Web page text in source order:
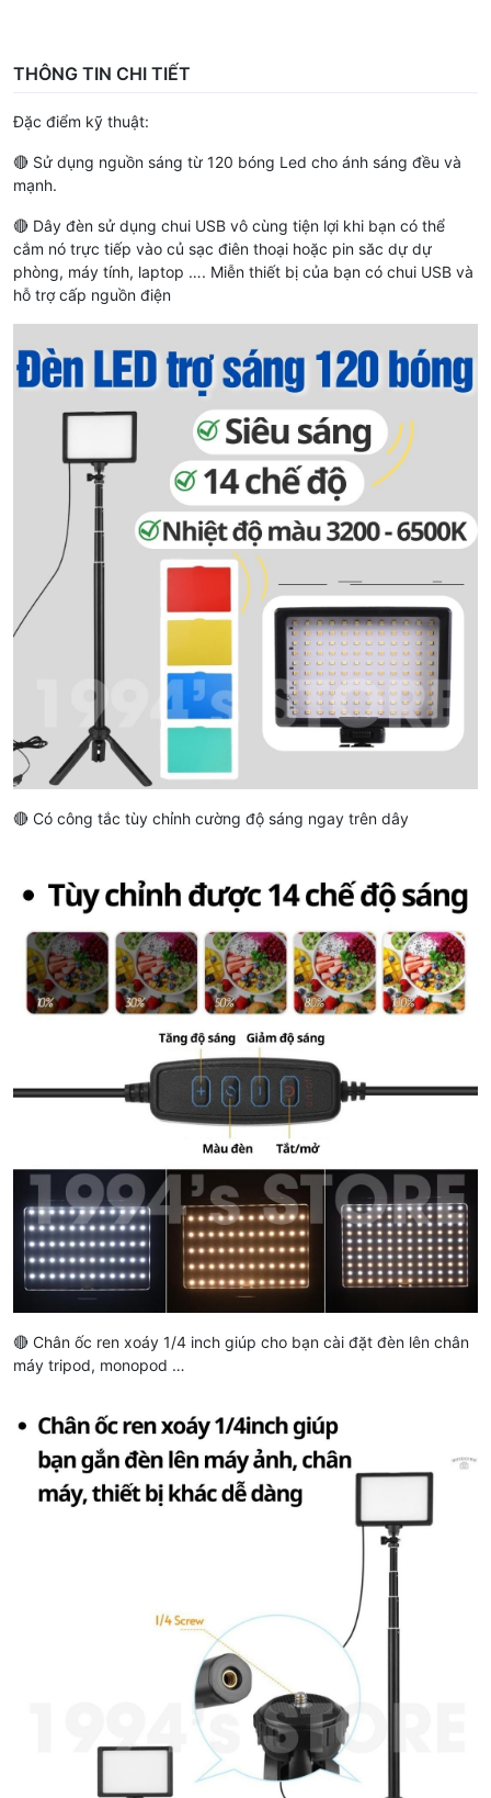
THÔNG TIN CHI TIẾT
Đặc điểm kỹ thuật:
🔴 Sử dụng nguồn sáng từ 120 bóng Led cho ánh sáng đều và
mạnh.
🔴 Dây đèn sử dụng chui USB vô cùng tiện lợi khi bạn có thể
cắm nó trực tiếp vào củ sạc điên thoại hoặc pin săc dự dự
phòng, máy tính, laptop …. Miễn thiết bị của bạn có chui USB và
hỗ trợ cấp nguồn điện
🔴 Có công tắc tùy chỉnh cường độ sáng ngay trên dây
🔴 Chân ốc ren xoáy 1/4 inch giúp cho bạn cài đặt đèn lên chân
máy tripod, monopod …